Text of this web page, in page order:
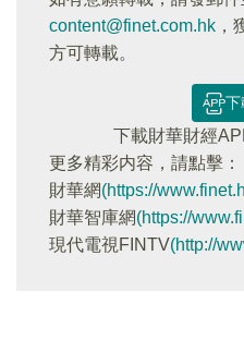
content@finet.com.hk ，
方可轉載。
下
下載財華財經
更多精彩内容，請點擊：
財華網(https://
財華智庫網(https://
現代電視FINTV(http://